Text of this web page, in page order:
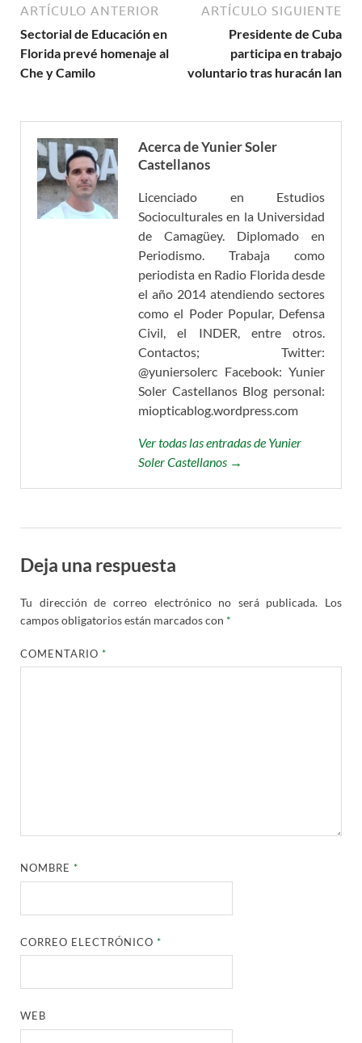
ARTÍCULO ANTERIOR
Sectorial de Educación en
Florida prevé homenaje al
Che y Camilo
ARTÍCULO SIGUIENTE
Presidente de Cuba
participa en trabajo
voluntario tras huracán Ian
Acerca de Yunier Soler
Castellanos
Licenciado en Estudios
Socioculturales en la Universidad
de Camagüey. Diplomado en
Periodismo. Trabaja como
periodista en Radio Florida desde
el año 2014 atendiendo sectores
como el Poder Popular, Defensa
Civil, el INDER, entre otros.
Contactos; Twitter:
@yuniersolerc Facebook: Yunier
Soler Castellanos Blog personal:
miopticablog.wordpress.com
Ver todas las entradas de Yunier
Soler Castellanos →
Deja una respuesta
Tu dirección de correo electrónico no será publicada. Los
campos obligatorios están marcados con *
COMENTARIO*
NOMBRE*
CORREO ELECTRÓNICO*
WEB